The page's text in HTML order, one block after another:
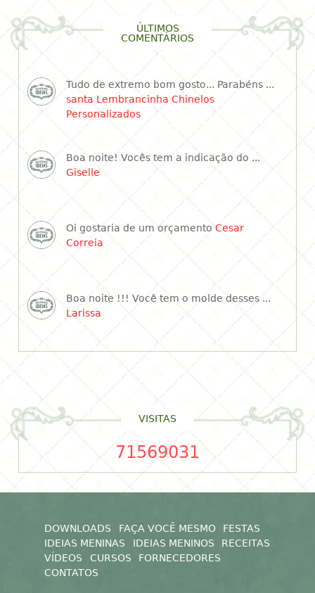
ÚLTIMOS
COMENTÁRIOS
Tudo de extremo bom gosto... Parabéns ...
santa Lembrancinha Chinelos
Personalizados
Boa noite! Vocês tem a indicação do ...
Giselle
Oi gostaria de um orçamentoCesar
Correia
Boa noite !!! Você tem o molde desses ...
Larissa
VISITAS
71569031
DOWNLOADS FAÇA VOCÊ MESMO
FESTAS
IDEIAS MENINAS
IDEIAS MENINOS
RECEITAS
VÍDEOS
CURSOS
FORNECEDORES
CONTATOS